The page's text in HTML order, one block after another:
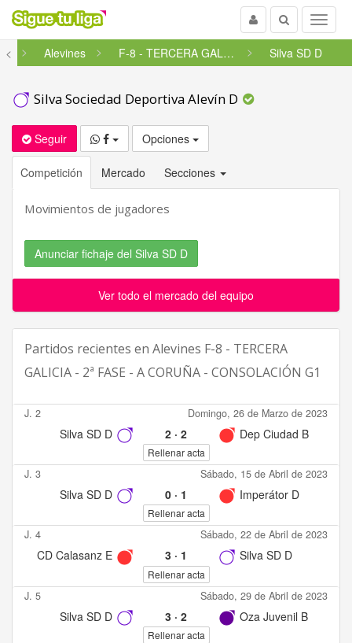
Menu
Buscar
Usuario
<
Alevines F-8 - TERCERA GALICIA - 2ª FA... Silva SD D
Silva Sociedad Deportiva Alevín D
Seguir Opciones
Competición Mercado Secciones
Movimientos de jugadores
Anunciar fichaje del Silva SD D
Ver todo el mercado del equipo
Partidos recientes en Alevines F-8 - TERCERA
GALICIA - 2ª FASE - A CORUÑA - CONSOLACIÓN G1
J. 2 Domingo, 26 de Marzo de 2023
Silva SD D 2· 2 Dep Ciudad B
Rellenar acta
J. 3 Sábado, 15 de Abril de 2023
Silva SD D 0· 1 Imperátor D
Rellenar acta
J. 4 Sábado, 22 de Abril de 2023
CD Calasanz E 3· 1 Silva SD D
Rellenar acta
J. 5 Sábado, 29 de Abril de 2023
Silva SD D 3· 2 Oza Juvenil B
Rellenar acta